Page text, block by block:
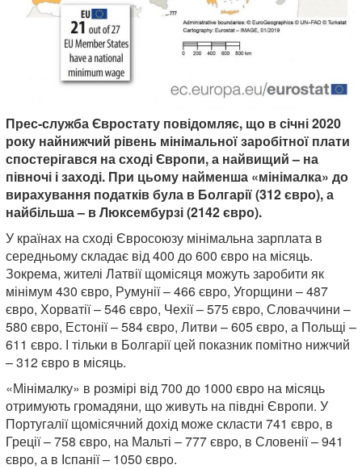
Прес-служба Євростату повідомляє, що в січні 2020
року найнижчий рівень мінімальної заробітної плати
спостерігався на сході Європи, а найвищий – на
півночі і заході. При цьому найменша «мінімалка» до
вирахування податків була в Болгарії (312 євро), а
найбільша – в Люксембурзі (2142 євро).
У країнах на сході Євросоюзу мінімальна зарплата в
середньому складає від 400 до 600 євро на місяць.
Зокрема, жителі Латвії щомісяця можуть заробити як
мінімум 430 євро, Румунії – 466 євро, Угорщини – 487
євро, Хорватії – 546 євро, Чехії – 575 євро, Словаччини –
580 євро, Естонії – 584 євро, Литви – 605 євро, а Польщі –
611 євро. І тільки в Болгарії цей показник помітно нижчий
– 312 євро в місяць.
«Мінімалку» в розмірі від 700 до 1000 євро на місяць
отримують громадяни, що живуть на півдні Європи. У
Португалії щомісячний дохід може скласти 741 євро, в
Греції – 758 євро, на Мальті – 777 євро, в Словенії – 941
євро, а в Іспанії – 1050 євро.